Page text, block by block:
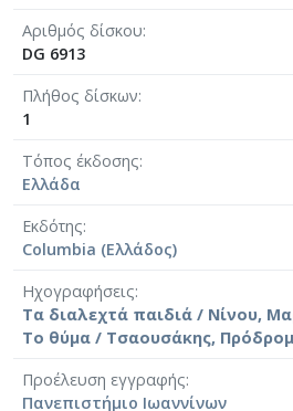
Αριθμός δίσκου
DG 6913
Πλήθος δίσκων
1
Τόπος έκδοσης
Ελλάδα
Εκδότης
Columbia (Ελλάδος)
Ηχογραφήσεις
Τα διαλεχτά παιδιά / Νίνου,
Το θύμα / Τσαουσάκης,
Προέλευση εγγραφής
Πανεπιστήμιο Ιωαννίνων